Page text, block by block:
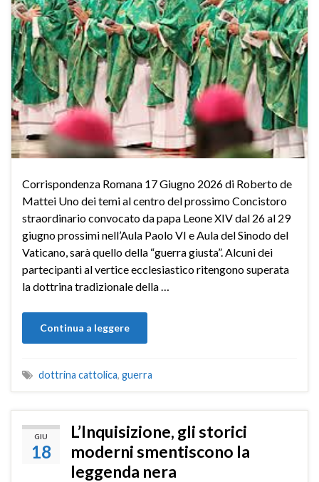
Corrispondenza Romana 17 Giugno 2026 di Roberto de
Mattei Uno dei temi al centro del prossimo Concistoro
straordinario convocato da papa Leone XIV dal 26 al 29
giugno prossimi nell’Aula Paolo VI e Aula del Sinodo del
Vaticano, sarà quello della “guerra giusta”. Alcuni dei
partecipanti al vertice ecclesiastico ritengono superata
la dottrina tradizionale della …
Continua a leggere
dottrina cattolica, guerra
GIU
18
L’Inquisizione, gli storici
moderni smentiscono la
leggenda nera